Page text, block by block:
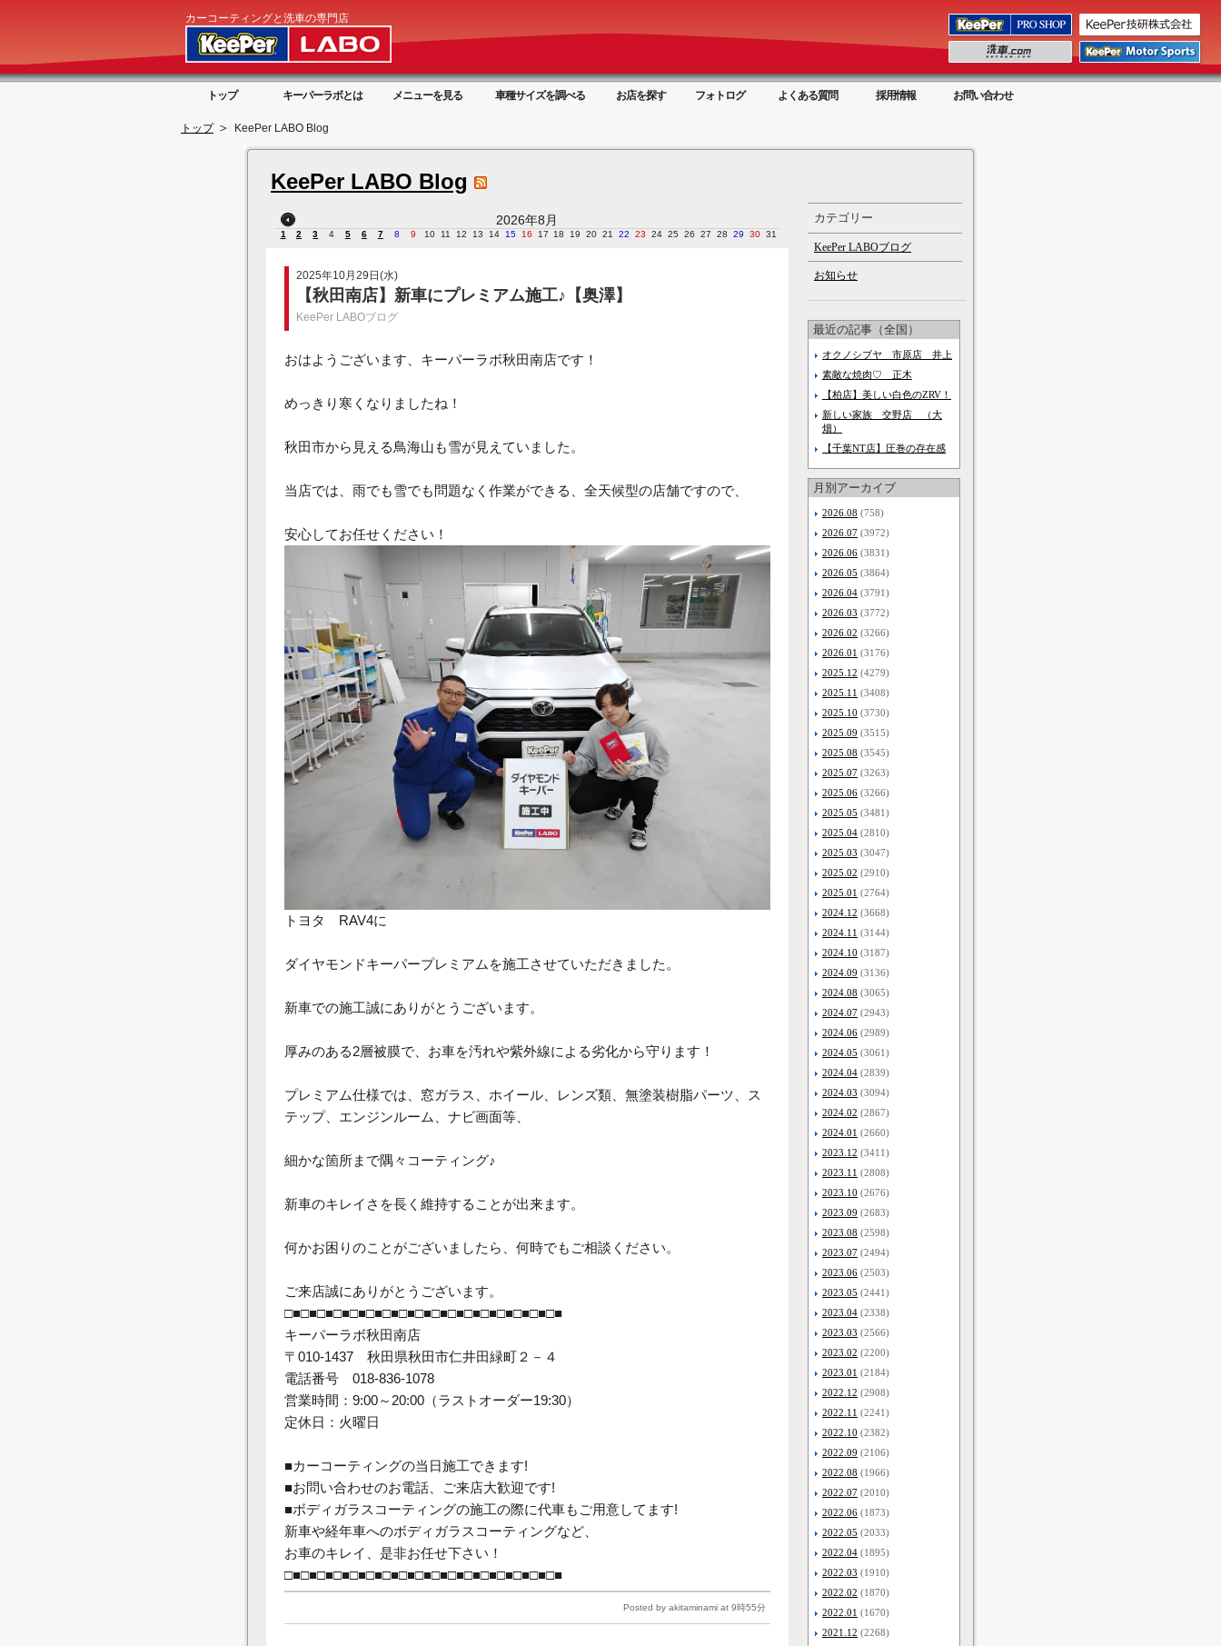
カーコーティングと洗車の専門店
トップ キーパーラボとは メニューを見る 車種サイズを調べる お店を探す フォトログ よくある質問 採用情報 お問い合わせ
トップ KeePer LABO Blog
KeePer LABO Blog
2026年8月
1 2 3 4 5 6 7 8 9 10 11 12 13 14 15 16 17 18 19 20 21 22 23 24 25 26 27 28 29 30 31
2025年10月29日(水)
【秋田南店】新車にプレミアム施工♪【奥澤】
KeePer LABOブログ
おはようございます、キーパーラボ秋田南店です！
めっきり寒くなりましたね！
秋田市から見える鳥海山も雪が見えていました。
当店では、雨でも雪でも問題なく作業ができる、全天候型の店舗ですので、
安心してお任せください！
トヨタ RAV4に
ダイヤモンドキーパープレミアムを施工させていただきました。
新車での施工誠にありがとうございます。
厚みのある2層被膜で、お車を汚れや紫外線による劣化から守ります！
プレミアム仕様では、窓ガラス、ホイール、レンズ類、無塗装樹脂パーツ、ス
テップ、エンジンルーム、ナビ画面等、
細かな箇所まで隅々コーティング♪
新車のキレイさを長く維持することが出来ます。
何かお困りのことがございましたら、何時でもご相談ください。
ご来店誠にありがとうございます。
□■□■□■□■□■□■□■□■□■□■□■□■□■□■□■□■□■
キーパーラボ秋田南店
〒010-1437 秋田県秋田市仁井田緑町２－４
電話番号 018-836-1078
営業時間：9:00～20:00（ラストオーダー19:30）
定休日：火曜日
■カーコーティングの当日施工できます!
■お問い合わせのお電話、ご来店大歓迎です!
■ボディガラスコーティングの施工の際に代車もご用意してます!
新車や経年車へのボディガラスコーティングなど、
お車のキレイ、是非お任せ下さい！
□■□■□■□■□■□■□■□■□■□■□■□■□■□■□■□■□■
Posted by akitaminami at 9時55分
カテゴリー
KeePer LABOブログ
お知らせ
最近の記事（全国）
オクノシブヤ 市原店 井上
素敵な焼肉♡ 正木
【柏店】美しい白色のZRV！
新しい家族 交野店 （大
畑）
【千葉NT店】圧巻の存在感
月別アーカイブ
2026.08 (758)
2026.07 (3972)
2026.06 (3831)
2026.05 (3864)
2026.04 (3791)
2026.03 (3772)
2026.02 (3266)
2026.01 (3176)
2025.12 (4279)
2025.11 (3408)
2025.10 (3730)
2025.09 (3515)
2025.08 (3545)
2025.07 (3263)
2025.06 (3266)
2025.05 (3481)
2025.04 (2810)
2025.03 (3047)
2025.02 (2910)
2025.01 (2764)
2024.12 (3668)
2024.11 (3144)
2024.10 (3187)
2024.09 (3136)
2024.08 (3065)
2024.07 (2943)
2024.06 (2989)
2024.05 (3061)
2024.04 (2839)
2024.03 (3094)
2024.02 (2867)
2024.01 (2660)
2023.12 (3411)
2023.11 (2808)
2023.10 (2676)
2023.09 (2683)
2023.08 (2598)
2023.07 (2494)
2023.06 (2503)
2023.05 (2441)
2023.04 (2338)
2023.03 (2566)
2023.02 (2200)
2023.01 (2184)
2022.12 (2908)
2022.11 (2241)
2022.10 (2382)
2022.09 (2106)
2022.08 (1966)
2022.07 (2010)
2022.06 (1873)
2022.05 (2033)
2022.04 (1895)
2022.03 (1910)
2022.02 (1870)
2022.01 (1670)
2021.12 (2268)